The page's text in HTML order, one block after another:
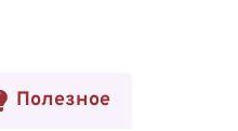
Полезное